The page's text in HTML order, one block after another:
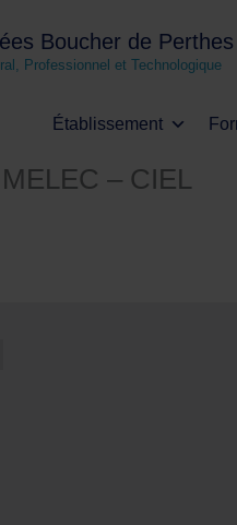
Boucher de Perthes
Professionnel et Technologique
Établissement
– CIEL